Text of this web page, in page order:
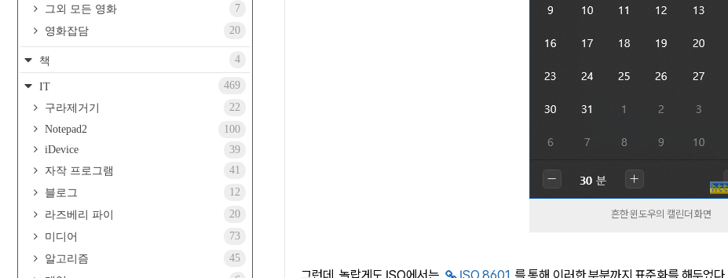
흔한 윈도우의 캘린더 화면
그외 모든 영화
7
영화잡담
20
책 4
IT
469
구라제거기
22
Notepad2
100
iDevice
39
자작 프로그램
41
블로그
12
라즈베리 파이
20
미디어
73
알고리즘
45